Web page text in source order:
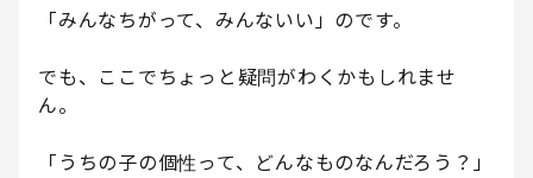
「みんなちがって、みんないい」のです。
でも、ここでちょっと疑問がわくかもしれませ
ん。
「うちの子の個性って、どんなものなんだろう？」